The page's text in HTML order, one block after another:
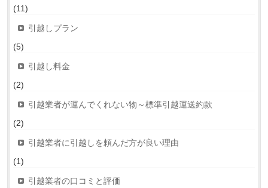
(11)
引越しプラン
(5)
引越し料金
(2)
引越業者が運んでくれない物～標準引越運送約款
(2)
引越業者に引越しを頼んだ方が良い理由
(1)
引越業者の口コミと評価